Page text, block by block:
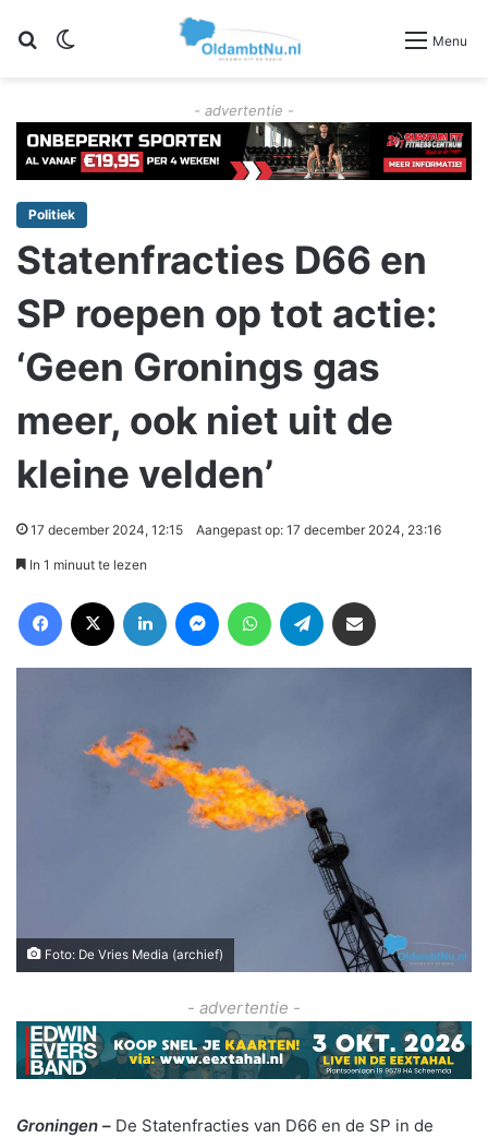
Zoeken Menu
- advertentie -
Politiek
Statenfracties D66 en
SP roepen op tot actie:
‘Geen Gronings gas
meer, ook niet uit de
kleine velden’
17 december 2024, 12:15 Aangepast op: 17 december 2024, 23:16
In 1 minuut te lezen
Foto: De Vries Media (archief)
- advertentie -
Groningen – De Statenfracties van D66 en de SP in de